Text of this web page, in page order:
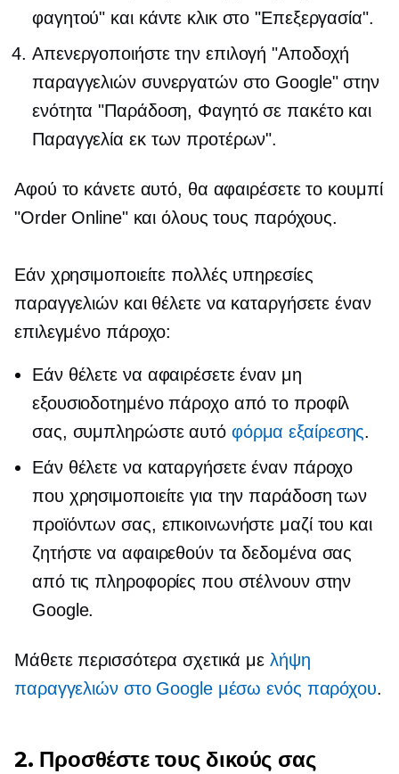
φαγητού" και κάντε κλικ στο "Επεξεργασία".
Απενεργοποιήστε την επιλογή "Αποδοχή
παραγγελιών συνεργατών στο Google" στην
ενότητα "Παράδοση, Φαγητό σε πακέτο και
Παραγγελία εκ των προτέρων".
Αφού το κάνετε αυτό, θα αφαιρέσετε το κουμπί
"Order Online" και όλους τους παρόχους.
Εάν χρησιμοποιείτε πολλές υπηρεσίες
παραγγελιών και θέλετε να καταργήσετε έναν
επιλεγμένο πάροχο:
Εάν θέλετε να αφαιρέσετε έναν μη
εξουσιοδοτημένο πάροχο από το προφίλ
σας, συμπληρώστε αυτό φόρμα εξαίρεσης.
Εάν θέλετε να καταργήσετε έναν πάροχο
που χρησιμοποιείτε για την παράδοση των
προϊόντων σας, επικοινωνήστε μαζί του και
ζητήστε να αφαιρεθούν τα δεδομένα σας
από τις πληροφορίες που στέλνουν στην
Google.
Μάθετε περισσότερα σχετικά με λήψη
παραγγελιών στο Google μέσω ενός παρόχου.
2. Προσθέστε τους δικούς σας